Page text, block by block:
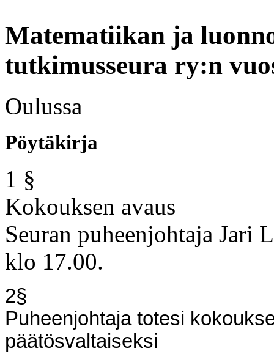
Matematiikan ja
tutkimusseura ry:n
Oulussa
Pöytäkirja
1 §
Kokouksen avaus
Seuran puheenjohtaja Jari
klo 17.00.
2§
Puheenjohtaja totesi
päätösvaltaiseksi